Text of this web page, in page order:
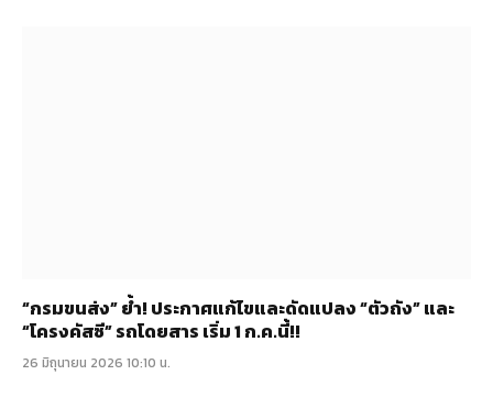
“กรมขนส่ง” ย้ำ! ประกาศแก้ไขและดัดแปลง “ตัวถัง” และ
“โครงคัสซี” รถโดยสาร เริ่ม 1 ก.ค.นี้!!
26 มิถุนายน 2026 10:10 น.